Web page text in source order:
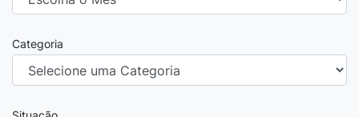
Categoria